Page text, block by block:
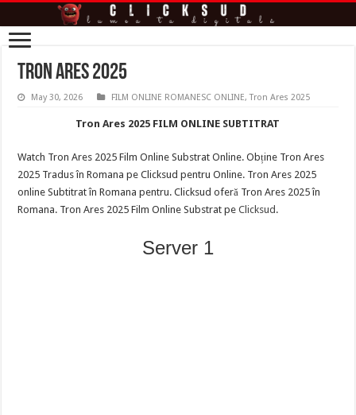
Tron Ares 2025
May 30, 2026 FILM ONLINE ROMANESC ONLINE,Tron Ares 2025
Tron Ares 2025 FILM ONLINE SUBTITRAT
Watch Tron Ares 2025 Film Online Substrat Online. Obține Tron Ares
2025 Tradus în Romana pe Clicksud pentru Online. Tron Ares 2025
online Subtitrat în Romana pentru. Clicksud oferă Tron Ares 2025 în
Romana. Tron Ares 2025 Film Online Substrat peClicksud .
Server 1